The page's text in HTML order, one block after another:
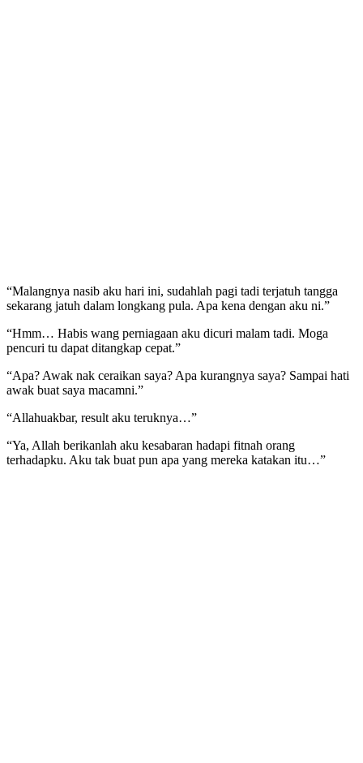
“Malangnya nasib aku hari ini, sudahlah pagi tadi terjatuh tangga
sekarang jatuh dalam longkang pula. Apa kena dengan aku ni.”
“Hmm… Habis wang perniagaan aku dicuri malam tadi. Moga
pencuri tu dapat ditangkap cepat.”
“Apa? Awak nak ceraikan saya? Apa kurangnya saya? Sampai hati
awak buat saya macamni.”
“Allahuakbar, result aku teruknya…”
“Ya, Allah berikanlah aku kesabaran hadapi fitnah orang
terhadapku. Aku tak buat pun apa yang mereka katakan itu…”